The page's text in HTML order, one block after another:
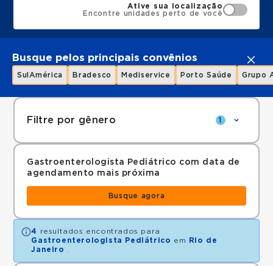
Ative sua localização
Encontre unidades perto de você
Busque pelos principais convênios
SulAmérica Bradesco Mediservice Porto Saúde Grupo
Filtre por gênero 1
Gastroenterologista Pediátrico com data de
agendamento mais próxima
Busque agora
4
resultados encontrados para
Gastroenterologista Pediátrico em
Rio de
Janeiro